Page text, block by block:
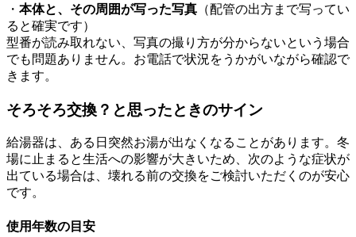
・ 本体と、その周囲が写った写真 （配管の出方まで写ってい
ると確実です）
型番が読み取れない、写真の撮り方が分からないという場合
でも問題ありません。お電話で状況をうかがいながら確認で
きます。
そろそろ交換？と思ったときのサイン
給湯器は、ある日突然お湯が出なくなることがあります。冬
場に止まると生活への影響が大きいため、次のような症状が
出ている場合は、壊れる前の交換をご検討いただくのが安心
です。
使用年数の目安